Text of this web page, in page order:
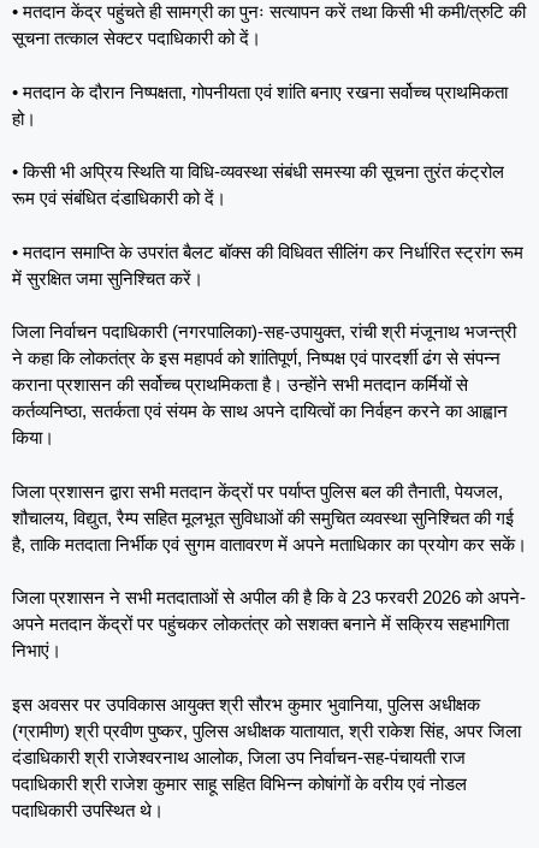
• मतदान केंद्र पहुंचते ही सामग्री का पुनः सत्यापन करें तथा किसी भी कमी/त्रुटि की
सूचना तत्काल सेक्टर पदाधिकारी को दें।
• मतदान के दौरान निष्पक्षता, गोपनीयता एवं शांति बनाए रखना सर्वोच्च प्राथमिकता
हो।
• किसी भी अप्रिय स्थिति या विधि-व्यवस्था संबंधी समस्या की सूचना तुरंत कंट्रोल
रूम एवं संबंधित दंडाधिकारी को दें।
• मतदान समाप्ति के उपरांत बैलट बॉक्स की विधिवत सीलिंग कर निर्धारित स्ट्रांग रूम
में सुरक्षित जमा सुनिश्चित करें।
जिला निर्वाचन पदाधिकारी (नगरपालिका)-सह-उपायुक्त, रांची श्री मंजूनाथ भजन्त्री
ने कहा कि लोकतंत्र के इस महापर्व को शांतिपूर्ण, निष्पक्ष एवं पारदर्शी ढंग से संपन्न
कराना प्रशासन की सर्वोच्च प्राथमिकता है। उन्होंने सभी मतदान कर्मियों से
कर्तव्यनिष्ठा, सतर्कता एवं संयम के साथ अपने दायित्वों का निर्वहन करने का आह्वान
किया।
जिला प्रशासन द्वारा सभी मतदान केंद्रों पर पर्याप्त पुलिस बल की तैनाती, पेयजल,
शौचालय, विद्युत, रैम्प सहित मूलभूत सुविधाओं की समुचित व्यवस्था सुनिश्चित की गई
है, ताकि मतदाता निर्भीक एवं सुगम वातावरण में अपने मताधिकार का प्रयोग कर सकें।
जिला प्रशासन ने सभी मतदाताओं से अपील की है कि वे 23 फरवरी 2026 को अपने-
अपने मतदान केंद्रों पर पहुंचकर लोकतंत्र को सशक्त बनाने में सक्रिय सहभागिता
निभाएं।
इस अवसर पर उपविकास आयुक्त श्री सौरभ कुमार भुवानिया, पुलिस अधीक्षक
(ग्रामीण) श्री प्रवीण पुष्कर, पुलिस अधीक्षक यातायात, श्री राकेश सिंह, अपर जिला
दंडाधिकारी श्री राजेश्वरनाथ आलोक, जिला उप निर्वाचन-सह-पंचायती राज
पदाधिकारी श्री राजेश कुमार साहू सहित विभिन्न कोषांगों के वरीय एवं नोडल
पदाधिकारी उपस्थित थे।